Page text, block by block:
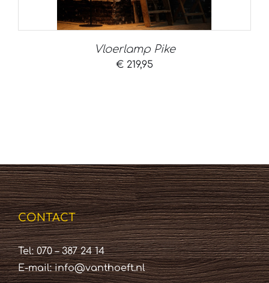
Vloerlamp Pike
€ 219,95
CONTACT
Tel: 070 – 387 24 14
E-mail:info@vanthoeft.nl